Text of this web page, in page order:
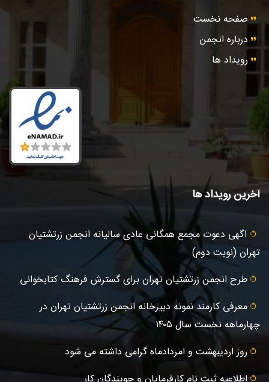
صفحه نخست
درباره انجمن
رویداد ها
آخرین رویداد ها
آگهى دعوت مجمع همگانی عادى ساليانه انجمن زرتشتيان
تهران (نوبت دوم)
طرح انجمن زرتشتیان تهران برای گسترش فرهنگ کتابخوانی
معرفی کارمند نمونه دبیرخانه انجمن زرتشتیان تهران در
چهارماهه نخست سال ۱۴۰۵
روز اردیبهشت و امردادماه گرامی داشته می شود